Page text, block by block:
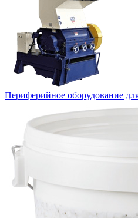
Периферийное оборудование